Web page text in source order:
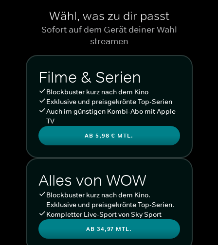
Wähl, was zu dir passt
Sofort auf dem Gerät deiner Wahl
streamen
Filme & Serien
Blockbuster kurz nach dem Kino
Exklusive und preisgekrönte Top-Serien
Auch im günstigen Kombi-Abo mit Apple
TV
AB 5,98 € MTL.
Alles von WOW
Blockbuster kurz nach dem Kino.
Exklusive und preisgekrönte Top-Serien.
Kompletter Live-Sport von Sky Sport
AB 34,97 MTL.